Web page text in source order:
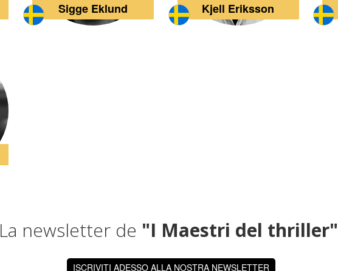
Sigge Eklund Kjell Eriksson
La newsletter de "I Maestri del thriller"
ISCRIVITI ADESSO ALLA NOSTRA NEWSLETTER